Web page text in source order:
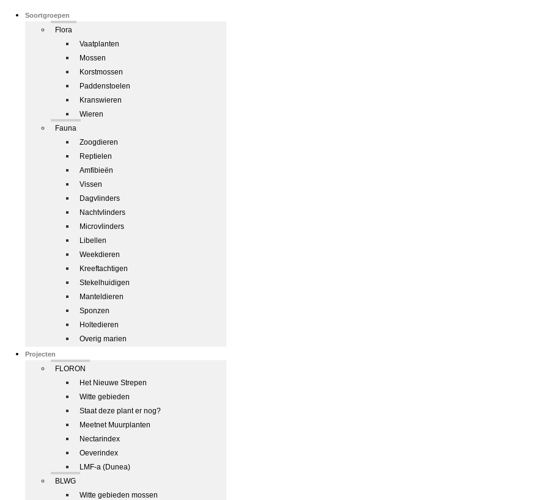
Soortgroepen
Flora
Vaatplanten
Mossen
Korstmossen
Paddenstoelen
Kranswieren
Wieren
Fauna
Zoogdieren
Reptielen
Amfibieën
Vissen
Dagvlinders
Nachtvlinders
Microvlinders
Libellen
Weekdieren
Kreeftachtigen
Stekelhuidigen
Manteldieren
Sponzen
Holtedieren
Overig marien
Projecten
FLORON
Het Nieuwe Strepen
Witte gebieden
Staat deze plant er nog?
Meetnet Muurplanten
Nectarindex
Oeverindex
LMF-a (Dunea)
BLWG
Witte gebieden mossen